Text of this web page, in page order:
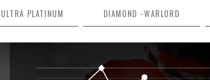
ULTRA PLATINUM DIAMOND -WARLORD